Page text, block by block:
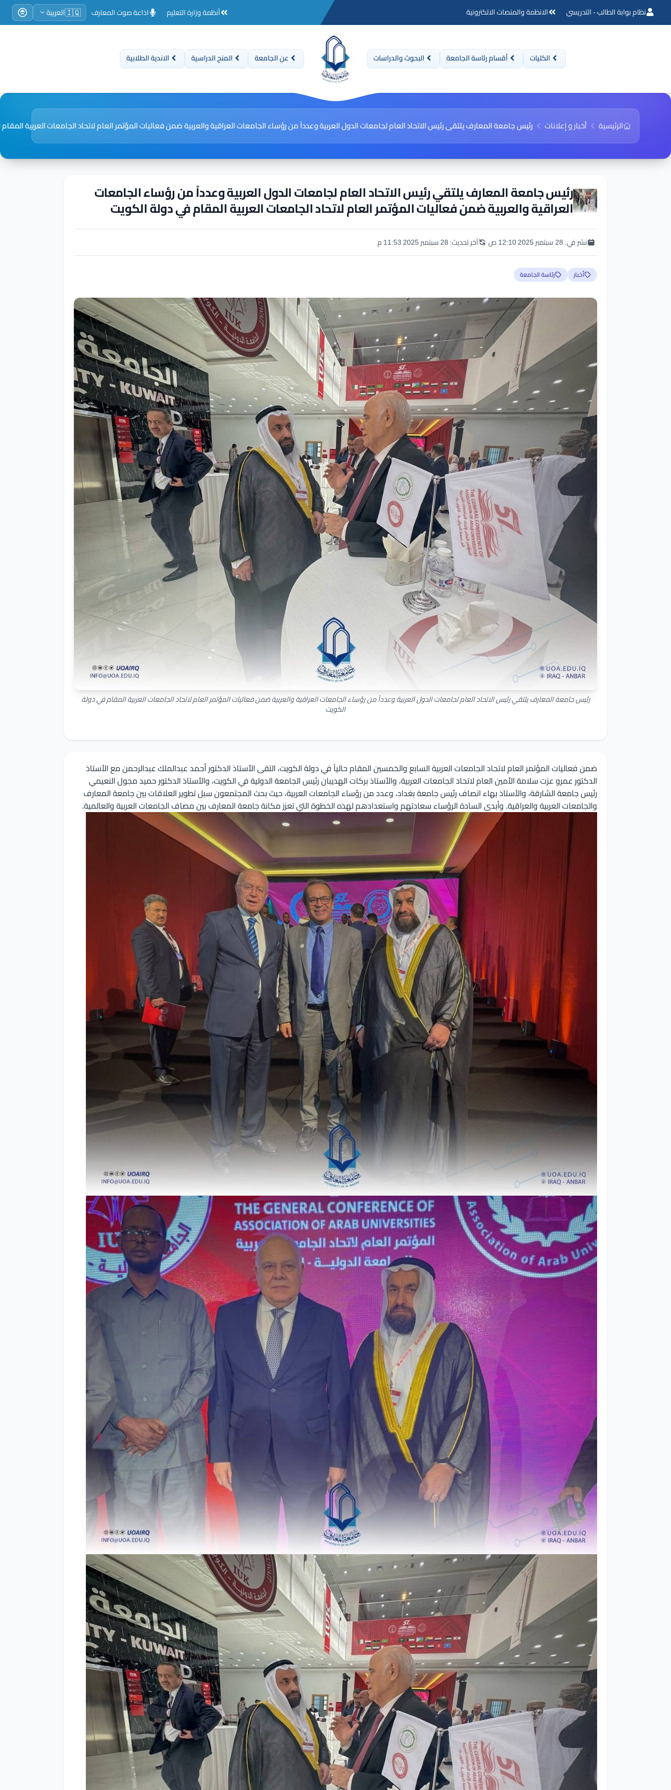
نظام بوابة الطالب - التدريسي الانظمة والمنصات الالكترونية أنظمة وزارة التعليم اذاعة صوت المعارف 🇮🇶العربية
الكليات أقسام رئاسة الجامعة البحوث والدراسات عن الجامعة المنح الدراسية الاندية الطلابية
الرئيسية أخبار و إعلانات رئيس جامعة المعارف يلتقي رئيس الاتحاد العام لجامعات الدول العربية وعدداً من رؤساء الجامعات العراقية والعربية ضمن فعاليات المؤتمر العام لاتحاد الجامعات العربية
رئيس جامعة المعارف يلتقي رئيس الاتحاد العام لجامعات الدول العربية وعدداً من رؤساء الجامعات
العراقية والعربية ضمن فعاليات المؤتمر العام لاتحاد الجامعات العربية المقام في دولة الكويت
نشر في:28 سبتمبر 2025 12:10 ص آخر تحديث:28 سبتمبر 2025 11:53 م
أخبار رئاسة الجامعة
رئيس جامعة المعارف يلتقي رئيس الاتحاد العام لجامعات الدول العربية وعدداً من رؤساء الجامعات العراقية والعربية ضمن فعاليات المؤتمر العام لاتحاد الجامعات العربية المقام في دولة
الكويت
ضمن فعاليات المؤتمر العام لاتحاد الجامعات العربية السابع والخمسين المقام حالياً في دولة الكويت، التقى الأستاذ الدكتور أحمد عبدالملك عبدالرحمن مع الأستاذ
الدكتور عمرو عزت سلامة الأمين العام لاتحاد الجامعات العربية، والأستاذ بركات الهديبان رئيس الجامعة الدولية في الكويت، والأستاذ الدكتور حميد مجول النعيمي
رئيس جامعة الشارقة، والأستاذ بهاء انصاف رئيس جامعة بغداد، وعدد من رؤساء الجامعات العربية، حيث بحث المجتمعون سبل تطوير العلاقات بين جامعة المعارف
والجامعات العربية والعراقية. وأبدى السادة الرؤساء سعادتهم واستعدادهم لهذه الخطوة التي تعزز مكانة جامعة المعارف بين مصاف الجامعات العربية والعالمية.